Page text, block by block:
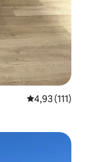
4,93 de uma
4,93 (111)